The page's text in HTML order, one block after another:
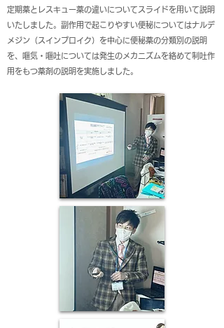
定期薬とレスキュー薬の違いについてスライドを用いて説明
いたしました。副作用で起こりやすい便秘についてはナルデ
メジン（スインプロイク）を中心に便秘薬の分類別の説明
を、嘔気・嘔吐については発生のメカニズムを絡めて制吐作
用をもつ薬剤の説明を実施しました。